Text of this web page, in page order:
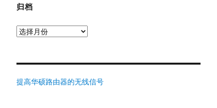
归档
归
提高华硕路由器的无线信号